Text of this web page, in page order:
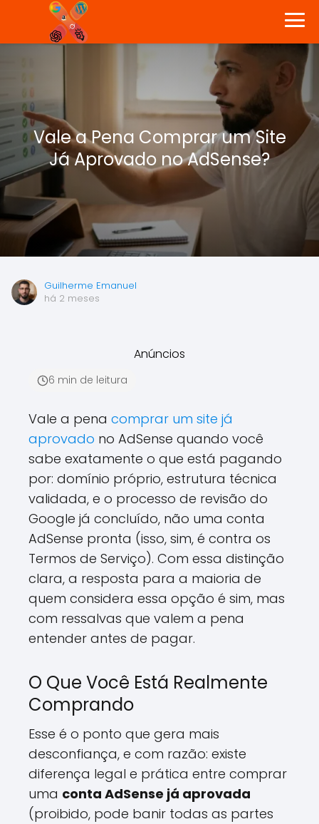
Vale a Pena Comprar um Site
Já Aprovado no AdSense?
Guilherme Emanuel
há 2 meses
Anúncios
6 min de leitura
Vale a pena comprar um site já
aprovado no AdSense quando você
sabe exatamente o que está pagando
por: domínio próprio, estrutura técnica
validada, e o processo de revisão do
Google já concluído, não uma conta
AdSense pronta (isso, sim, é contra os
Termos de Serviço). Com essa distinção
clara, a resposta para a maioria de
quem considera essa opção é sim, mas
com ressalvas que valem a pena
entender antes de pagar.
O Que Você Está Realmente
Comprando
Esse é o ponto que gera mais
desconfiança, e com razão: existe
diferença legal e prática entre comprar
uma conta AdSense já aprovada
(proibido, pode banir todas as partes